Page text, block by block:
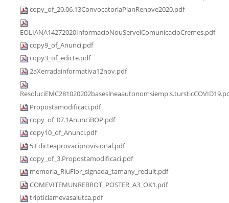
copy_of_20.06.13ConvocatoriaPlanRenove2020.pdf
EOLIANA14272020InformacioNouServeiComunicacioCremes.pdf
copy9_of_Anunci.pdf
copy3_of_edicte.pdf
2aXerradainformativa12nov.pdf
Propostamodificaci.pdf
copy_of_07.1AnunciBOP.pdf
copy10_of_Anunci.pdf
5.Edicteaprovaciprovisional.pdf
copy_of_3.Propostamodificaci.pdf
memoria_RiuFlor_signada_tamany_reduit.pdf
COMEVITEMUNREBROT_POSTER_A3_OK1.pdf
tripticlamevasalutca.pdf